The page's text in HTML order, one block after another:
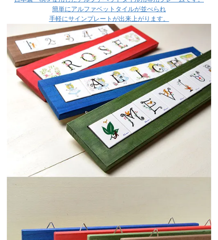
簡単にアルファベットタイルが並べられ
手軽にサインプレートが出来上がります。